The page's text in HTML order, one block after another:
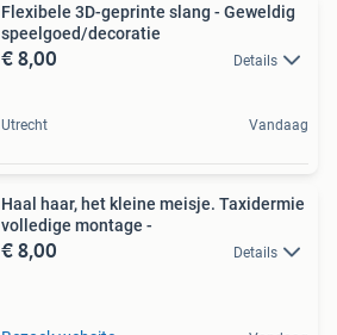
Flexibele 3D-geprinte slang - Geweldig
speelgoed/decoratie
€ 8,00 Details
Utrecht Vandaag
Haal haar, het kleine meisje. Taxidermie
volledige montage -
€ 8,00 Details